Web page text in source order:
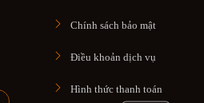
Chính sách bảo mật
Điều khoản dịch vụ
Hình thức thanh toán